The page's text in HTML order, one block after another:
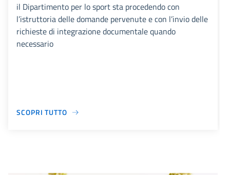
il Dipartimento per lo sport sta procedendo con
l’istruttoria delle domande pervenute e con l’invio delle
richieste di integrazione documentale quando
necessario
SCOPRI TUTTO